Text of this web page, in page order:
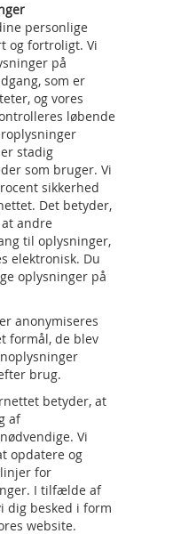
personlige
og fortroligt. Vi
på
som er
og vores
løbende
stadig
som bruger. Vi
sikkerhed
Det betyder,
andre
til oplysninger,
elektronisk. Du
oplysninger på
anonymiseres
formål, de blev
brug.
betyder, at
af
Vi
opdatere og
for
I tilfælde af
besked i form
website.